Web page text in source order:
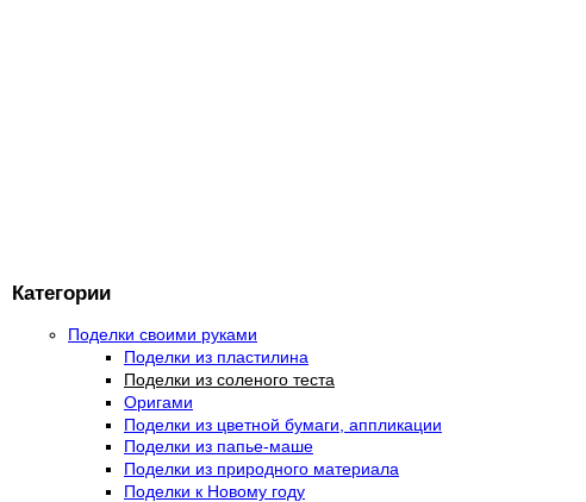
Категории
Поделки своими руками
Поделки из пластилина
Поделки из соленого теста
Оригами
Поделки из цветной бумаги, аппликации
Поделки из папье-маше
Поделки из природного материала
Поделки к Новому году